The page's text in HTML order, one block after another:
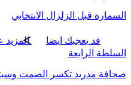
السمارة قبل الزلزال الانتخابي
قد يعجبك ايضا
السلطة الرابعة
صحافة مدريد تكسر الصمت